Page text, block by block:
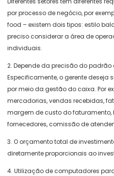
por processo de negócio, por
food – existem dois tipos: estilo
preciso considerar a área de
individuais.
2. Depende da precisão do padrão
Especificamente, o gerente
por meio da gestão do caixa. Por
mercadorias, vendas recebidas,
margem de custo do
fornecedores, comissão de
3. O orçamento total de
diretamente proporcionais ao
4. Utilização de computadores